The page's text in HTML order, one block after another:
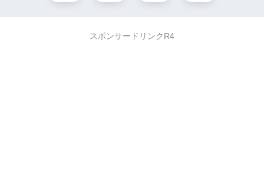
スポンサードリンクR4